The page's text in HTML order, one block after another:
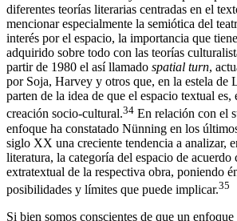
diferentes teorías literarias centradas en el
mencionar especialmente la semiótica del
interés por el espacio, la importancia que
adquirido sobre todo con las teorías
partir de 1980 el así llamado spatial turn,
por Soja, Harvey y otros que, en la estela de
parten de la idea de que el espacio textual es,
creación socio-cultural.34 En relación con el
enfoque ha constatado Nünning en los
siglo XX una creciente tendencia a analizar,
literatura, la categoría del espacio de acuerdo
extratextual de la respectiva obra, poniendo
posibilidades y límites que puede implicar.35
Si bien somos conscientes de que un